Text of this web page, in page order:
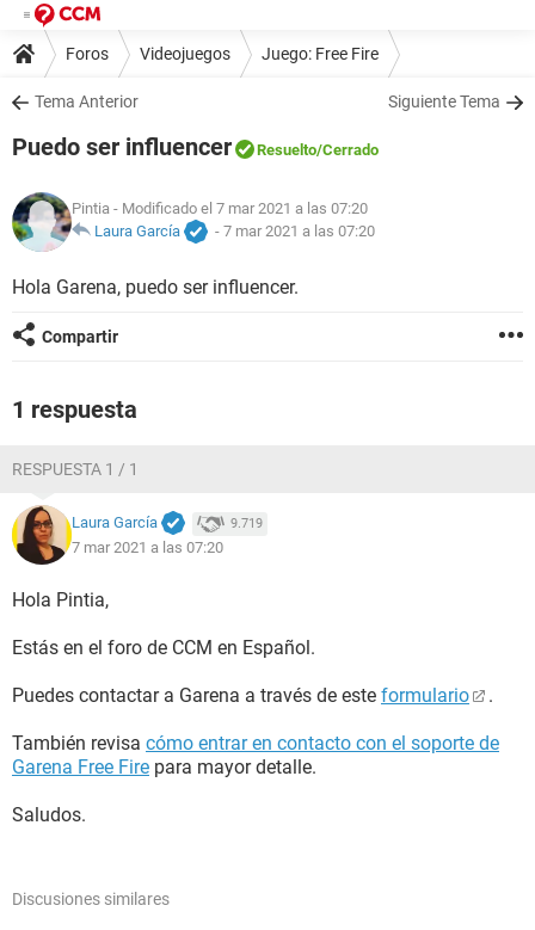
Foros Videojuegos Juego: Free Fire
Tema Anterior Siguiente Tema
Puedo ser influencer Resuelto/Cerrado
Pintia - Modificado el 7 mar 2021 a las 07:20
Laura García
- 7 mar 2021 a las 07:20
Hola Garena, puedo ser influencer.
Compartir
1 respuesta
RESPUESTA 1 / 1
Laura García 9.719
7 mar 2021 a las 07:20
Hola Pintia,
Estás en el foro de CCM en Español.
Puedes contactar a Garena a través de este formulario .
También revisa cómo entrar en contacto con el soporte de
Garena Free Fire para mayor detalle.
Saludos.
Discusiones similares